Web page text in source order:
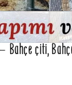
Bahçe çiti,